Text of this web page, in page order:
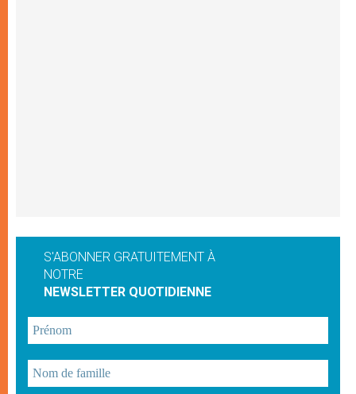
S'ABONNER GRATUITEMENT À
NOTRE
NEWSLETTER QUOTIDIENNE